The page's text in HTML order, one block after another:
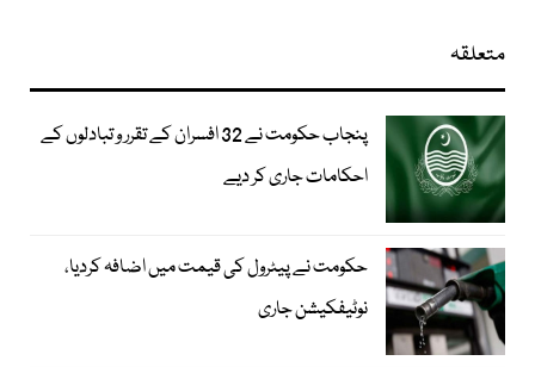
متعلقہ
پنجاب حکومت نے 32 افسران کے تقرر و تبادلوں کے
احکامات جاری کر دیے
حکومت نے پیٹرول کی قیمت میں اضافہ کردیا،
نوٹیفکیشن جاری